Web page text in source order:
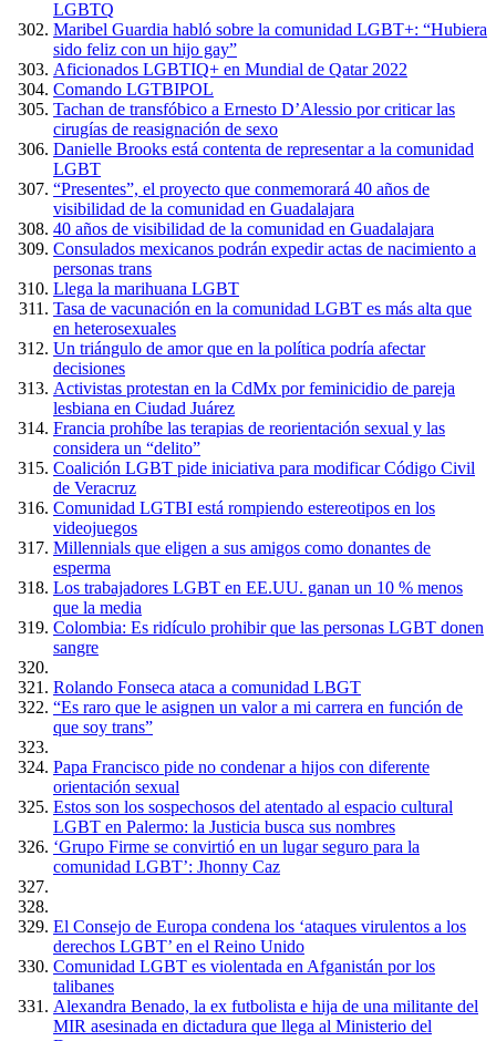
LGBTQ
Maribel Guardia habló sobre la comunidad LGBT+: “Hubiera
sido feliz con un hijo gay”
Aficionados LGBTIQ+ en Mundial de Qatar 2022
Comando LGTBIPOL
Tachan de transfóbico a Ernesto D’Alessio por criticar las
cirugías de reasignación de sexo
Danielle Brooks está contenta de representar a la comunidad
LGBT
“Presentes”, el proyecto que conmemorará 40 años de
visibilidad de la comunidad en Guadalajara
40 años de visibilidad de la comunidad en Guadalajara
Consulados mexicanos podrán expedir actas de nacimiento a
personas trans
Llega la marihuana LGBT
Tasa de vacunación en la comunidad LGBT es más alta que
en heterosexuales
Un triángulo de amor que en la política podría afectar
decisiones
Activistas protestan en la CdMx por feminicidio de pareja
lesbiana en Ciudad Juárez
Francia prohíbe las terapias de reorientación sexual y las
considera un “delito”
Coalición LGBT pide iniciativa para modificar Código Civil
de Veracruz
Comunidad LGTBI está rompiendo estereotipos en los
videojuegos
Millennials que eligen a sus amigos como donantes de
esperma
Los trabajadores LGBT en EE.UU. ganan un 10 % menos
que la media
Colombia: Es ridículo prohibir que las personas LGBT donen
sangre
Rolando Fonseca ataca a comunidad LBGT
“Es raro que le asignen un valor a mi carrera en función de
que soy trans”
Papa Francisco pide no condenar a hijos con diferente
orientación sexual
Estos son los sospechosos del atentado al espacio cultural
LGBT en Palermo: la Justicia busca sus nombres
‘Grupo Firme se convirtió en un lugar seguro para la
comunidad LGBT’: Jhonny Caz
El Consejo de Europa condena los ‘ataques virulentos a los
derechos LGBT’ en el Reino Unido
Comunidad LGBT es violentada en Afganistán por los
talibanes
Alexandra Benado, la ex futbolista e hija de una militante del
MIR asesinada en dictadura que llega al Ministerio del